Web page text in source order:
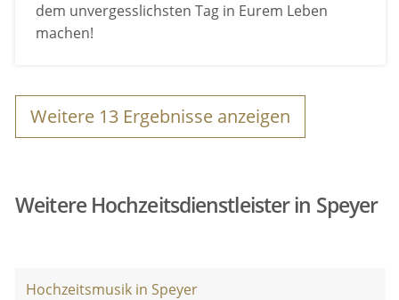
dem unvergesslichsten Tag in Eurem Leben
machen!
Weitere 13 Ergebnisse anzeigen
Weitere Hochzeitsdienstleister in Speyer
Hochzeitsmusik in Speyer